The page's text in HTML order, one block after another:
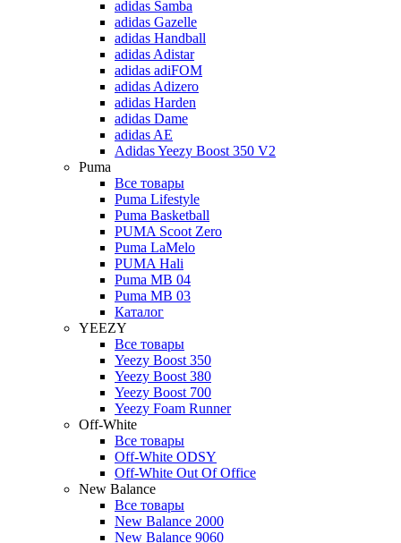
adidas Samba
adidas Gazelle
adidas Handball
adidas Adistar
adidas adiFOM
adidas Adizero
adidas Harden
adidas Dame
adidas AE
Adidas Yeezy Boost 350 V2
Puma
Все товары
Puma Lifestyle
Puma Basketball
PUMA Scoot Zero
Puma LaMelo
PUMA Hali
Puma MB 04
Puma MB 03
Каталог
YEEZY
Все товары
Yeezy Boost 350
Yeezy Boost 380
Yeezy Boost 700
Yeezy Foam Runner
Off-White
Все товары
Off-White ODSY
Off-White Out Of Office
New Balance
Все товары
New Balance 2000
New Balance 9060